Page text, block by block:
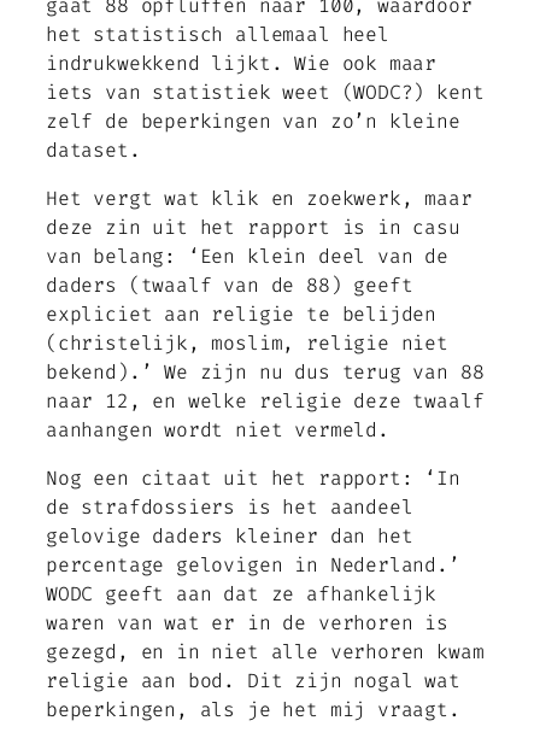
het statistisch allemaal heel
indrukwekkend lijkt. Wie ook maar
iets van statistiek weet (WODC?) kent
zelf de beperkingen van zo’n kleine
dataset.
Het vergt wat klik en zoekwerk, maar
deze zin uit het rapport is in casu
van belang: ‘Een klein deel van de
daders (twaalf van de 88) geeft
expliciet aan religie te belijden
(christelijk, moslim, religie niet
bekend).’ We zijn nu dus terug van 88
naar 12, en welke religie deze twaalf
aanhangen wordt niet vermeld.
Nog een citaat uit het rapport: ‘In
de strafdossiers is het aandeel
gelovige daders kleiner dan het
percentage gelovigen in Nederland.’
WODC geeft aan dat ze afhankelijk
waren van wat er in de verhoren is
gezegd, en in niet alle verhoren kwam
religie aan bod. Dit zijn nogal wat
beperkingen, als je het mij vraagt.